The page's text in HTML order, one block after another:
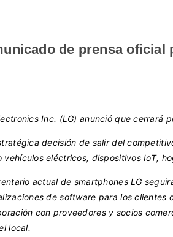
de prensa oficial
Inc. (LG) anunció que cerrará
decisión de salir del
vehículos eléctricos, dispositivos IoT,
actual de smartphones LG
de software para los clientes
con proveedores y socios
local.